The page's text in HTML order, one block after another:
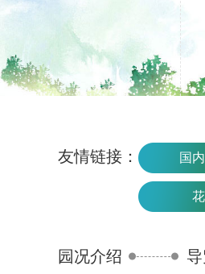
友情链接： 国
园况介绍